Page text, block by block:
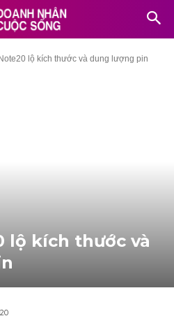
lộ kích thước và dung lượng pin
lộ kích thước và